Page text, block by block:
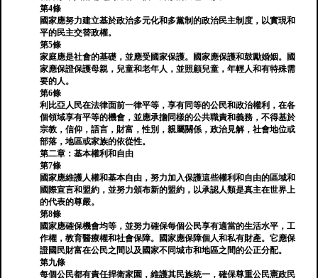
第4條
國家應努力建立基於政治多元化和多黨制的政治民主制度，以實現和
平的民主交替政權。
第5條
家庭應是社會的基礎，並應受國家保護。國家應保護和鼓勵婚姻。國
家應保證保護母親，兒童和老年人，並照顧兒童，年輕人和有特殊需
要的人。
第6條
利比亞人民在法律面前一律平等，享有同等的公民和政治權利，在各
個領域享有平等的機會，並應承擔同樣的公共職責和義務，不得基於
宗教，信仰，語言，財富，性別，親屬關係，政治見解，社會地位或
部落，地區或家族的依從性。
第二章：基本權利和自由
第7條
國家應維護人權和基本自由，努力加入保護這些權利和自由的區域和
國際宣言和盟約，並努力頒布新的盟約，以承認人類是真主在世界上
的代表的尊嚴。
第8條
國家應確保機會均等，並努力確保每個公民享有適當的生活水平，工
作權，教育醫療權和社會保障。國家應保障個人和私有財產。它應保
證國民財富在公民之間以及國家不同城市和地區之間的公正分配。
第九條
每個公民都有責任捍衛家園，維護其民族統一，確保尊重​​公民憲政民